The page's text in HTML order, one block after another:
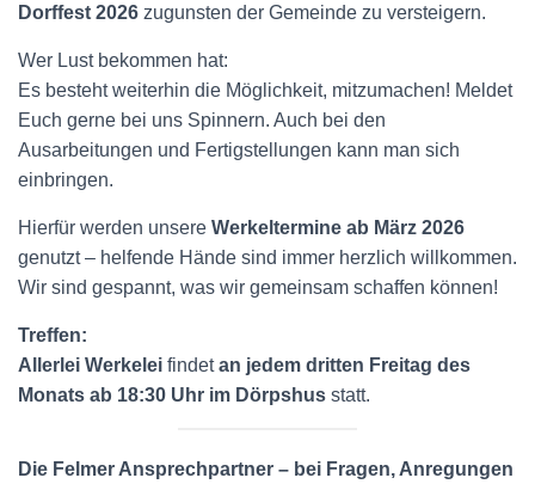
Dorffest 2026 zugunsten der Gemeinde zu versteigern.
Wer Lust bekommen hat:
Es besteht weiterhin die Möglichkeit, mitzumachen! Meldet
Euch gerne bei uns Spinnern. Auch bei den
Ausarbeitungen und Fertigstellungen kann man sich
einbringen.
Hierfür werden unsere Werkeltermine ab März 2026
genutzt – helfende Hände sind immer herzlich willkommen.
Wir sind gespannt, was wir gemeinsam schaffen können!
Treffen:
Allerlei Werkelei findetan jedem dritten Freitag des
Monats ab 18:30 Uhr im Dörpshus statt.
Die Felmer Ansprechpartner – bei Fragen, Anregungen